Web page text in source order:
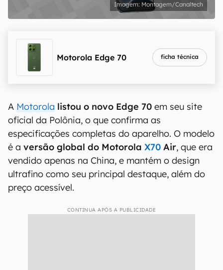
Montagem/Canaltech
Motorola Edge 70 ficha técnica
A Motorola listou o novo Edge 70 em seu site
oficial da Polônia, o que confirma as
especificações completas do aparelho. O modelo
é a versão global do Motorola X70 Air, que era
vendido apenas na China, e mantém o design
ultrafino como seu principal destaque, além do
preço acessível.
CONTINUA APÓS A PUBLICIDADE